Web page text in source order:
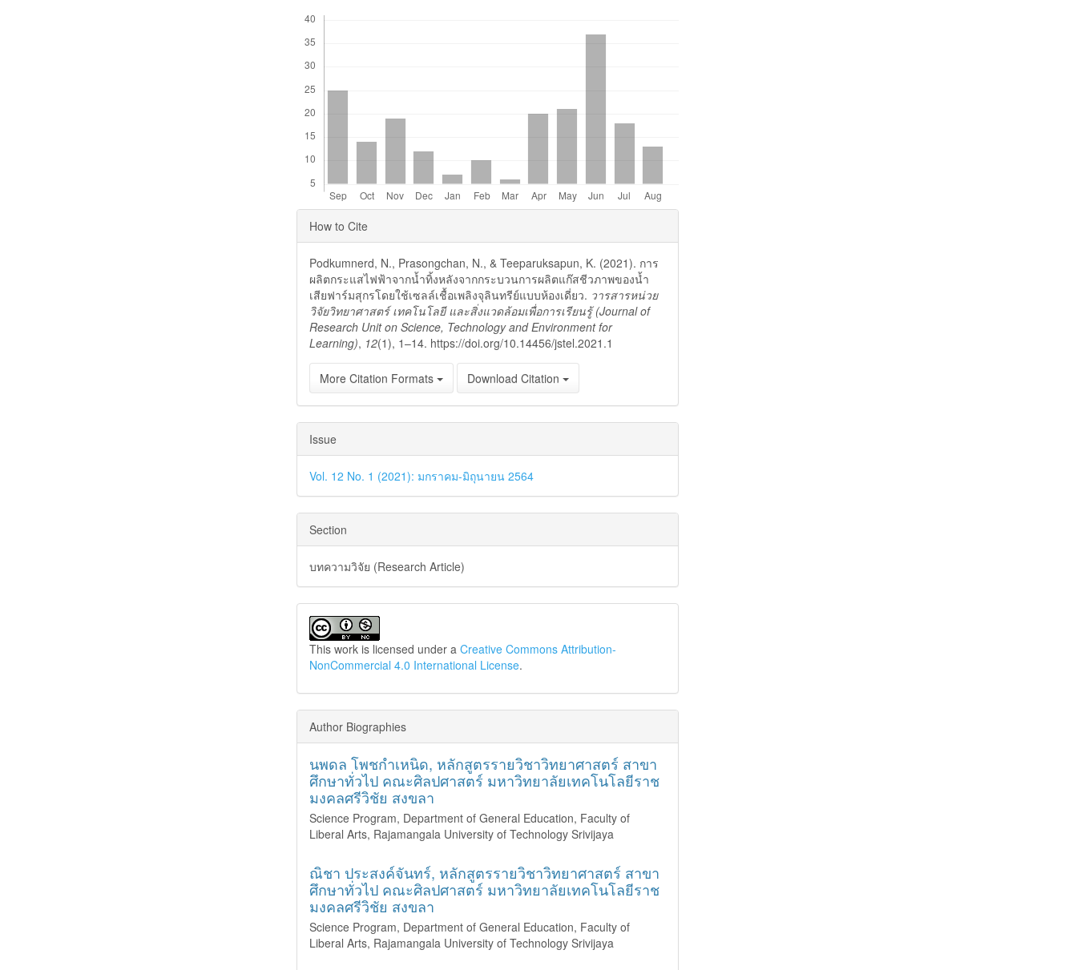
Article
Details
How to Cite
Podkumnerd, N., Prasongchan, N., & Teeparuksapun, K. (2021). การ
ผลิตกระแสไฟฟ้าจากน้ำทิ้งหลังจากกระบวนการผลิตแก๊สชีวภาพของน้ำ
เสียฟาร์มสุกรโดยใช้เซลล์เชื้อเพลิงจุลินทรีย์แบบห้องเดี่ยว. วารสารหน่วย
วิจัยวิทยาศาสตร์ เทคโนโลยี และสิ่งแวดล้อมเพื่อการเรียนรู้ (Journal of
Research Unit on Science, Technology and Environment for
Learning), 12(1), 1–14. https://doi.org/10.14456/jstel.2021.1
More Citation Formats Download Citation
Issue
Vol. 12 No. 1 (2021): มกราคม-มิถุนายน 2564
Section
บทความวิจัย (Research Article)
This work is licensed under aCreative Commons Attribution-
NonCommercial 4.0 International License.
Author Biographies
นพดล โพชกำเหนิด, หลักสูตรรายวิชาวิทยาศาสตร์ สาขา
ศึกษาทั่วไป คณะศิลปศาสตร์ มหาวิทยาลัยเทคโนโลยีราช
มงคลศรีวิชัย สงขลา
Science Program, Department of General Education, Faculty of
Liberal Arts, Rajamangala University of Technology Srivijaya
ณิชา ประสงค์จันทร์, หลักสูตรรายวิชาวิทยาศาสตร์ สาขา
ศึกษาทั่วไป คณะศิลปศาสตร์ มหาวิทยาลัยเทคโนโลยีราช
มงคลศรีวิชัย สงขลา
Science Program, Department of General Education, Faculty of
Liberal Arts, Rajamangala University of Technology Srivijaya